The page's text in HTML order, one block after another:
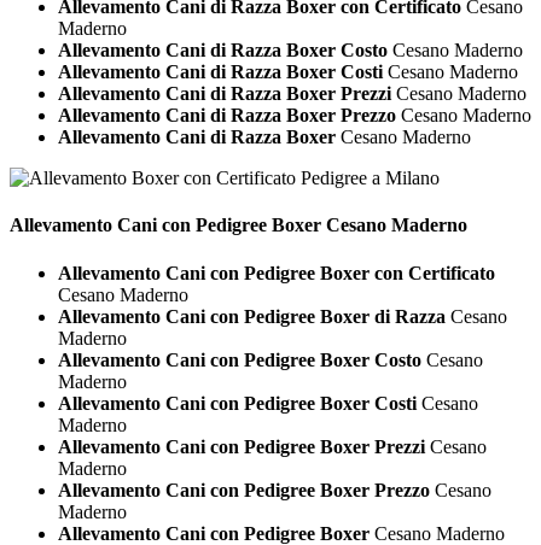
Allevamento Cani di Razza Boxer con Certificato Cesano
Maderno
Allevamento Cani di Razza Boxer Costo Cesano Maderno
Allevamento Cani di Razza Boxer Costi Cesano Maderno
Allevamento Cani di Razza Boxer Prezzi Cesano Maderno
Allevamento Cani di Razza Boxer Prezzo Cesano Maderno
Allevamento Cani di Razza Boxer Cesano Maderno
Allevamento Cani con Pedigree Boxer Cesano Maderno
Allevamento Cani con Pedigree Boxer con Certificato
Cesano Maderno
Allevamento Cani con Pedigree Boxer di Razza Cesano
Maderno
Allevamento Cani con Pedigree Boxer Costo Cesano
Maderno
Allevamento Cani con Pedigree Boxer Costi Cesano
Maderno
Allevamento Cani con Pedigree Boxer Prezzi Cesano
Maderno
Allevamento Cani con Pedigree Boxer Prezzo Cesano
Maderno
Allevamento Cani con Pedigree Boxer Cesano Maderno